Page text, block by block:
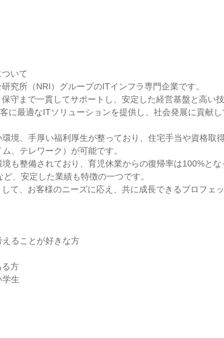
いて
究所（NRI）グループのITインフラ専門企業です。
守まで一貫してサポートし、安定した経営基盤と高い技
に最適なITソリューションを提供し、社会発展に貢献し
境、手厚い福利厚生が整っており、住宅手当や資格取
、テレワーク）が可能です。
も整備されており、育児休業からの復帰率は100%とな
、安定した業績も特徴の一つです。
て、お客様のニーズに応え、共に成長できるプロフェ
えることが好きな方
る方
学生